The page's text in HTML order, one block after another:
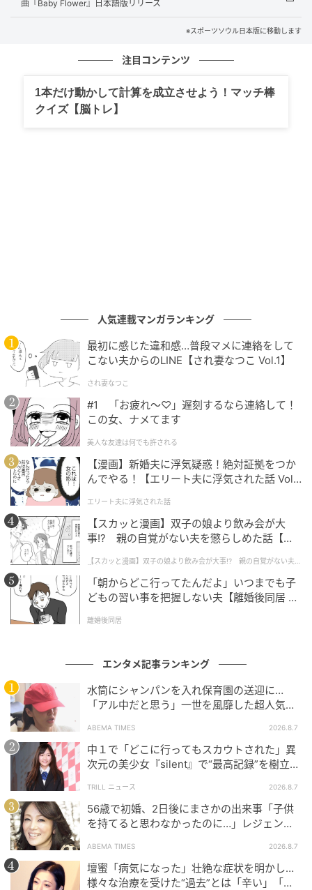
元記事で読む
SEVENTEENの新ユニット「V8」、デビュー
直後からチャート席巻！日本でも好成績
曲『Baby Flower』日本語版リリース
※スポーツソウル日本版に移動します
注目コンテンツ
1本だけ動かして計算を成立させよう！マッチ棒
クイズ【脳トレ】
人気連載マンガランキング
最初に感じた違和感…普段マメに連絡をして
こない夫からのLINE【され妻なつこ Vol.1】
され妻なつこ
#1 「お疲れ〜♡」遅刻するなら連絡して！
この女、ナメてます
美人な友達は何でも許される
【漫画】新婚夫に浮気疑惑！絶対証拠をつか
んでやる！【エリート夫に浮気された話 Vol.
エリート夫に浮気された話
【スカッと漫画】双子の娘より飲み会が大
事!? 親の自覚がない夫を懲らしめた話【第1
【スカッと漫画】双子の娘より飲み会が大事!? 親の自覚がない夫を
懲らしめた話
「朝からどこ行ってたんだよ」いつまでも子
どもの習い事を把握しない夫【離婚後同居 Vo
離婚後同居
エンタメ記事ランキング
水筒にシャンパンを入れ保育園の送迎に…
「アル中だと思う」一世を風靡した超人気タ
ABEMA TIMES 2026.8.7
中１で「どこに行ってもスカウトされた」異
次元の美少女『silent』で“最高記録”を樹立し
TRILL ニュース 2026.8.7
56歳で初婚、2日後にまさかの出来事「子供
を持てると思わなかったのに…」レジェンド
ABEMA TIMES 2026.8.7
壇蜜「病気になった」壮絶な症状を明かし…
様々な治療を受けた“過去”とは「辛い」「苦